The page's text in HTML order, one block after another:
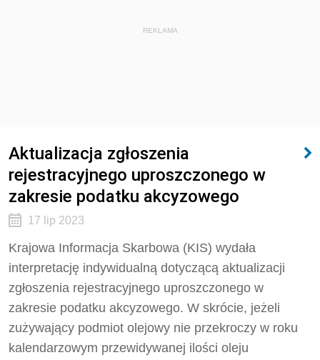
REKLAMA
Aktualizacja zgłoszenia
rejestracyjnego uproszczonego w
zakresie podatku akcyzowego
17 lip 2023
Krajowa Informacja Skarbowa (KIS) wydała
interpretację indywidualną dotyczącą aktualizacji
zgłoszenia rejestracyjnego uproszczonego w
zakresie podatku akcyzowego. W skrócie, jeżeli
zużywający podmiot olejowy nie przekroczy w roku
kalendarzowym przewidywanej ilości oleju